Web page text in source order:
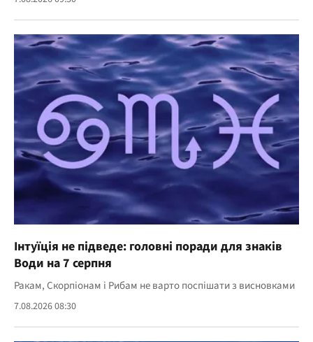
Інтуїція не підведе: головні поради для знаків
Води на 7 серпня
Ракам, Скорпіонам і Рибам не варто поспішати з висновками
7.08.2026 08:30